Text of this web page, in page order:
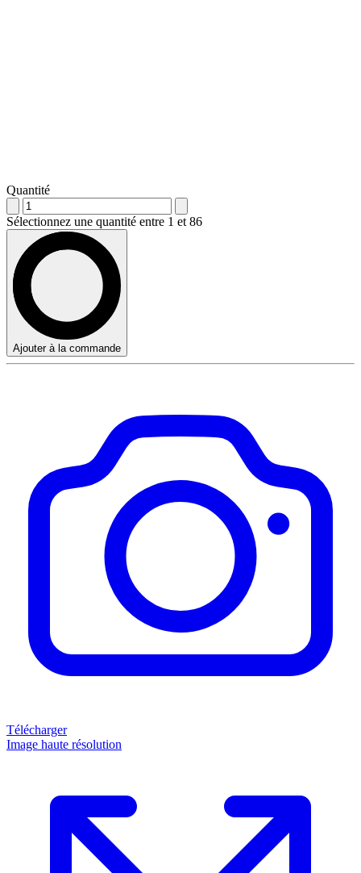
Quantité
Sélectionnez une quantité entre 1 et 86
Ajouter à la commande
Télécharger
Image haute résolution